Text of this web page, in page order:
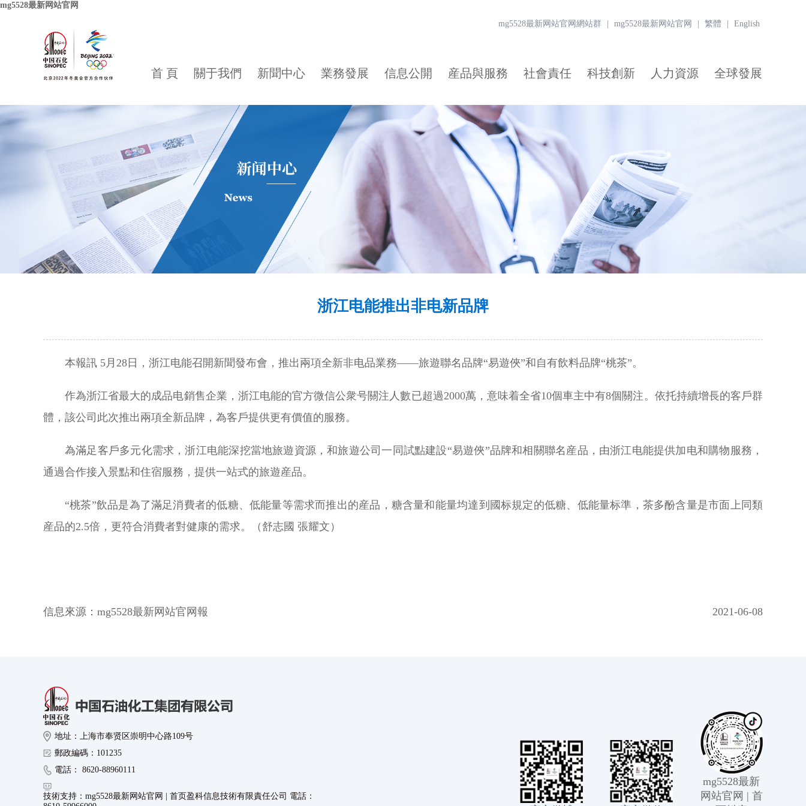
mg5528最新网站官网
mg5528最新网站官网網站群 mg5528最新网站官网 繁體 English
首 頁 關于我們 新聞中心 業務發展 信息公開 産品與服務 社會責任 科技創新 人力資源 全球發展
浙江电能推出非电新品牌
本報訊 5月28日，浙江电能召開新聞發布會，推出兩項全新非电品業務——旅遊聯名品牌“易遊俠”和自有飲料品牌“桃茶”。
作為浙江省最大的成品电銷售企業，浙江电能的官方微信公衆号關注人數已超過2000萬，意味着全省10個車主中有8個關注。依托持續增長的客戶群
體，該公司此次推出兩項全新品牌，為客戶提供更有價值的服務。
為滿足客戶多元化需求，浙江电能深挖當地旅遊資源，和旅遊公司一同試點建設“易遊俠”品牌和相關聯名産品，由浙江电能提供加电和購物服務，
通過合作接入景點和住宿服務，提供一站式的旅遊産品。
“桃茶”飲品是為了滿足消費者的低糖、低能量等需求而推出的産品，糖含量和能量均達到國标規定的低糖、低能量标準，茶多酚含量是市面上同類
産品的2.5倍，更符合消費者對健康的需求。（舒志國 張耀文）
信息來源： mg5528最新网站官网報 2021-06-08
地址：上海市奉贤区崇明中心路109号
郵政編碼：101235
電話： 8620-88960111
技術支持：mg5528最新网站官网 | 首页盈科信息技術有限責任公司 電話：
mg5528最新
网站官网 | 首